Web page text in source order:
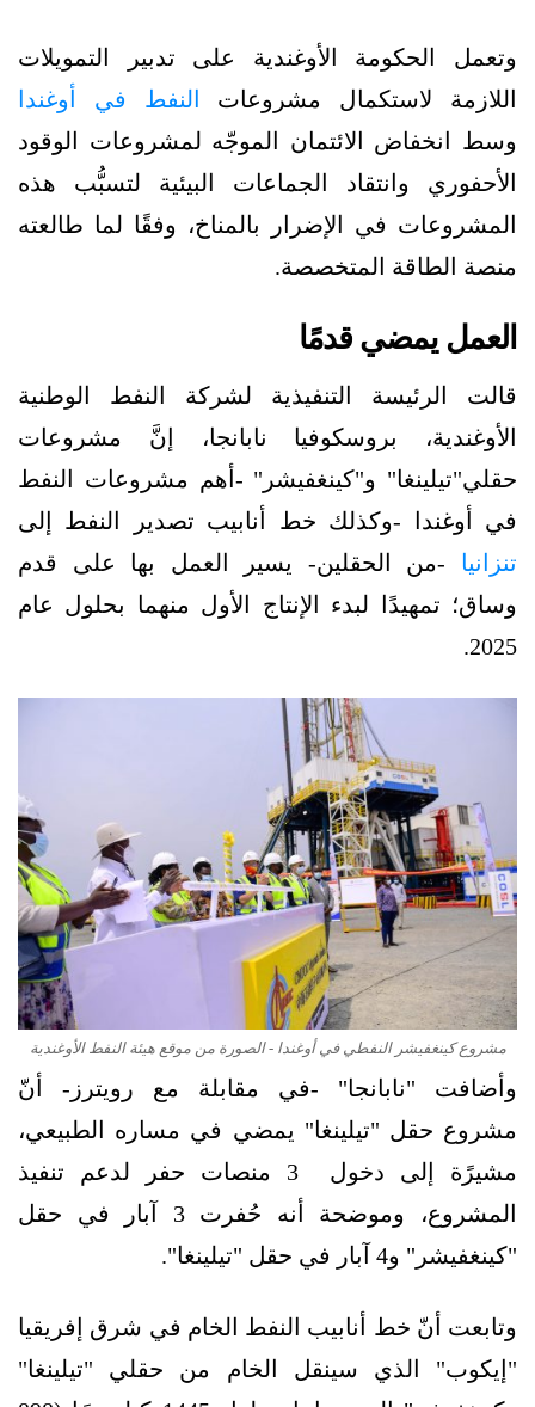
وتعمل الحكومة الأوغندية على تدبير التمويلات
اللازمة لاستكمال مشروعات النفط في أوغندا
وسط انخفاض الائتمان الموجّه لمشروعات الوقود
الأحفوري وانتقاد الجماعات البيئية لتسبُّب هذه
المشروعات في الإضرار بالمناخ، وفقًا لما طالعته
منصة الطاقة المتخصصة.
العمل يمضي قدمًا
قالت الرئيسة التنفيذية لشركة النفط الوطنية
الأوغندية، بروسكوفيا نابانجا، إنَّ مشروعات
حقلي"تيلينغا" و"كينغفيشر" -أهم مشروعات النفط
في أوغندا -وكذلك خط أنابيب تصدير النفط إلى
تنزانيا -من الحقلين- يسير العمل بها على قدم
وساق؛ تمهيدًا لبدء الإنتاج الأول منهما بحلول عام
2025.
مشروع كينغفيشر النفطي في أوغندا - الصورة من موقع هيئة النفط الأوغندية
وأضافت "نابانجا" -في مقابلة مع رويترز- أنّ
مشروع حقل "تيلينغا" يمضي في مساره الطبيعي،
مشيرًة إلى دخول 3 منصات حفر لدعم تنفيذ
المشروع، وموضحة أنه حُفرت 3 آبار في حقل
"كينغفيشر" و4 آبار في حقل "تيلينغا".
وتابعت أنّ خط أنابيب النفط الخام في شرق إفريقيا
"إيكوب" الذي سينقل الخام من حقلي "تيلينغا"